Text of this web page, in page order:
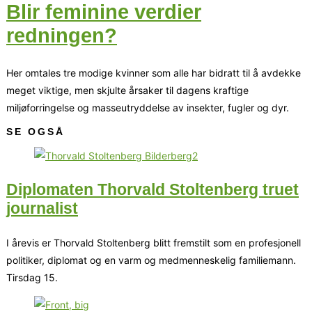
Blir feminine verdier
redningen?
Her omtales tre modige kvinner som alle har bidratt til å avdekke
meget viktige, men skjulte årsaker til dagens kraftige
miljøforringelse og masseutryddelse av insekter, fugler og dyr.
SE OGSÅ
Diplomaten Thorvald Stoltenberg truet
journalist
I årevis er Thorvald Stoltenberg blitt fremstilt som en profesjonell
politiker, diplomat og en varm og medmenneskelig familiemann.
Tirsdag 15.